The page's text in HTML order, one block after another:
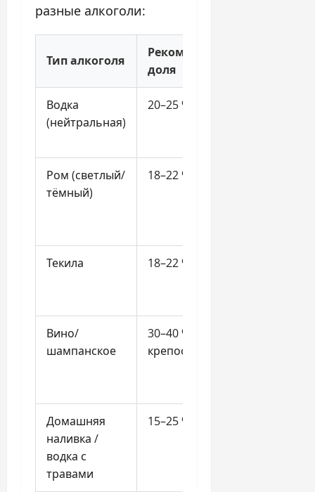
разные алкоголи:
Тип алкоголя
Рекомендуемая
доля
Водка
(нейтральная)
20–25 %
Ром (светлый/
тёмный)
18–22 %
Текила 18–22 %
Вино/
шампанское
30–40 % (меньше
крепости)
Домашняя
наливка /
водка с
травами
15–25 %